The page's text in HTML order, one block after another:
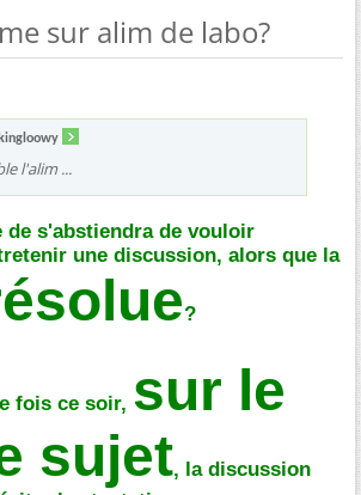
sur alim de labo?
kingloowy
l'alim ...
de s'abstiendra de vouloir
une discussion, alors que la
?
fois ce soir, sur le
sujet, la discussion